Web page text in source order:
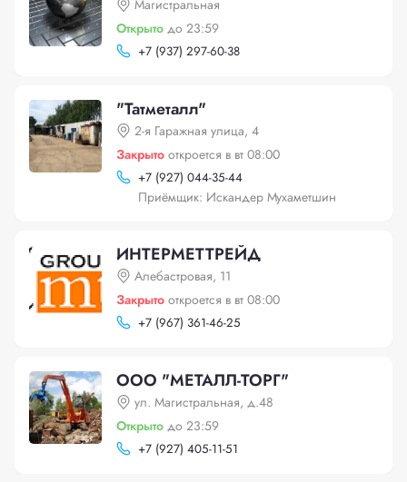
Магистральная
Открыто до 23:59
+7 (937) 297-60-38
"Татметалл"
2-я Гаражная улица, 4
Закрыто откроется в вт 08:00
+7 (927) 044-35-44
Приёмщик: Искандер Мухаметшин
ИНТЕРМЕТТРЕЙД
Алебастровая, 11
Закрыто откроется в вт 08:00
+7 (967) 361-46-25
ООО "МЕТАЛЛ-ТОРГ"
ул. Магистральная, д.48
Открыто до 23:59
+7 (927) 405-11-51